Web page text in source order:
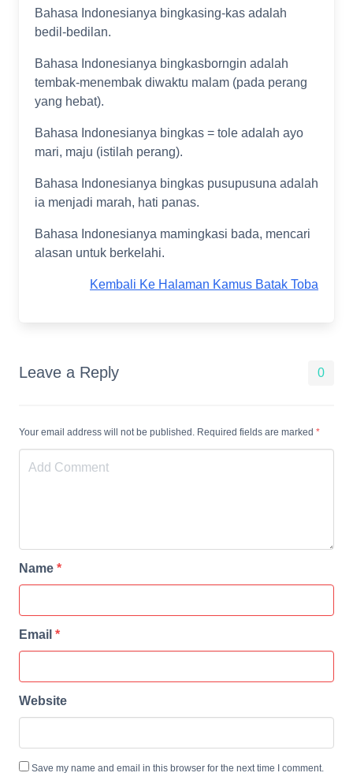
Bahasa Indonesianya bingkasing-kas adalah
bedil-bedilan.
Bahasa Indonesianya bingkasborngin adalah
tembak-menembak diwaktu malam (pada perang
yang hebat).
Bahasa Indonesianya bingkas = tole adalah ayo
mari, maju (istilah perang).
Bahasa Indonesianya bingkas pusupusuna adalah
ia menjadi marah, hati panas.
Bahasa Indonesianya mamingkasi bada, mencari
alasan untuk berkelahi.
Kembali Ke Halaman Kamus Batak Toba
Leave a Reply 0
Your email address will not be published. Required fields are marked *
Name *
Email *
Website
Save my name and email in this browser for the next time I comment.